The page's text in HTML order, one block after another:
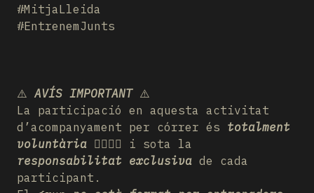
#MitjaLleida
#EntrenemJunts
⚠️ AVÍS IMPORTANT⚠️
La participació en aquesta activitat
d’acompanyament per córrer és totalment
voluntària 🏃‍♂️🏃‍♀️ i sota la
responsabilitat exclusiva de cada
participant.